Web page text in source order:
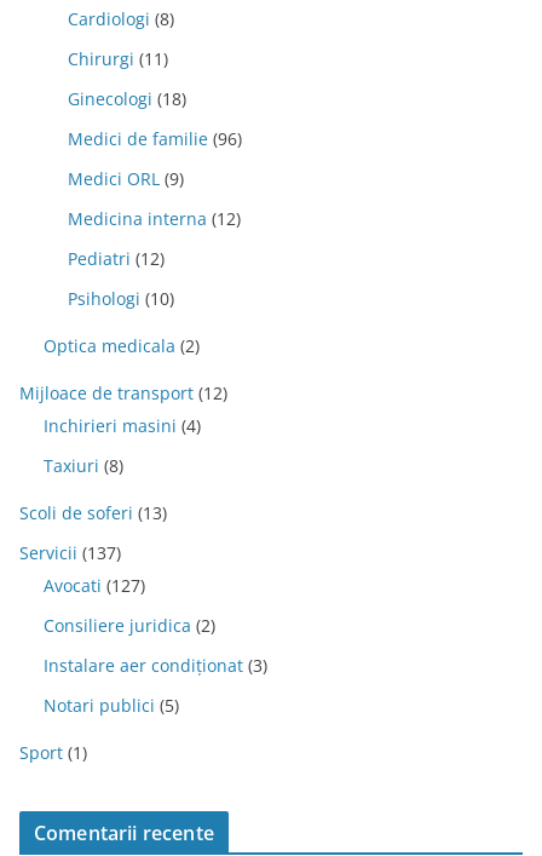
Cardiologi (8)
Chirurgi (11)
Ginecologi (18)
Medici de familie (96)
Medici ORL (9)
Medicina interna (12)
Pediatri (12)
Psihologi (10)
Optica medicala (2)
Mijloace de transport (12)
Inchirieri masini (4)
Taxiuri (8)
Scoli de soferi (13)
Servicii (137)
Avocati (127)
Consiliere juridica (2)
Instalare aer condiționat (3)
Notari publici (5)
Sport (1)
Comentarii recente